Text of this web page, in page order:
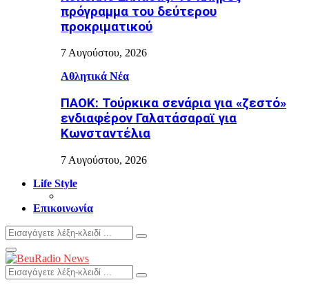
πρόγραμμα του δεύτερου
προκριματικού
7 Αυγούστου, 2026
Αθλητικά Νέα
ΠΑΟΚ: Τούρκικα σενάρια για «ζεστό»
ενδιαφέρον Γαλατάσαραϊ για
Κωνσταντέλια
7 Αυγούστου, 2026
Life Style
Επικοινωνία
Search
for:
Search
Primary
Menu
Search
for:
Search